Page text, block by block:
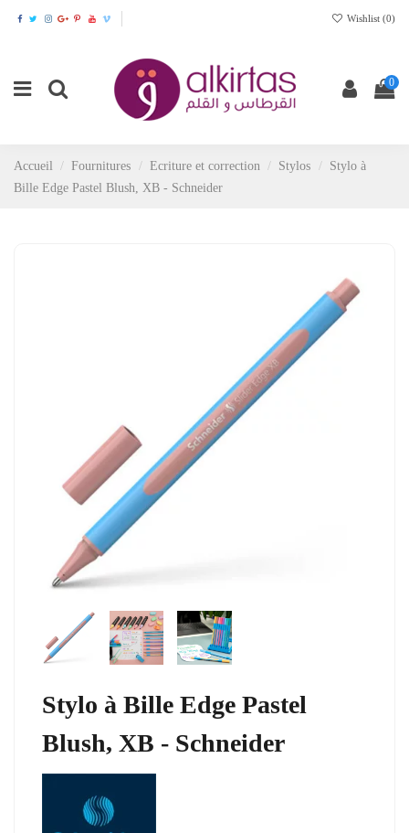
Wishlist (0)
0
Accueil Fournitures Ecriture et correction Stylos
Stylo à
Bille Edge Pastel Blush, XB - Schneider
Stylo à Bille Edge Pastel
Blush, XB - Schneider